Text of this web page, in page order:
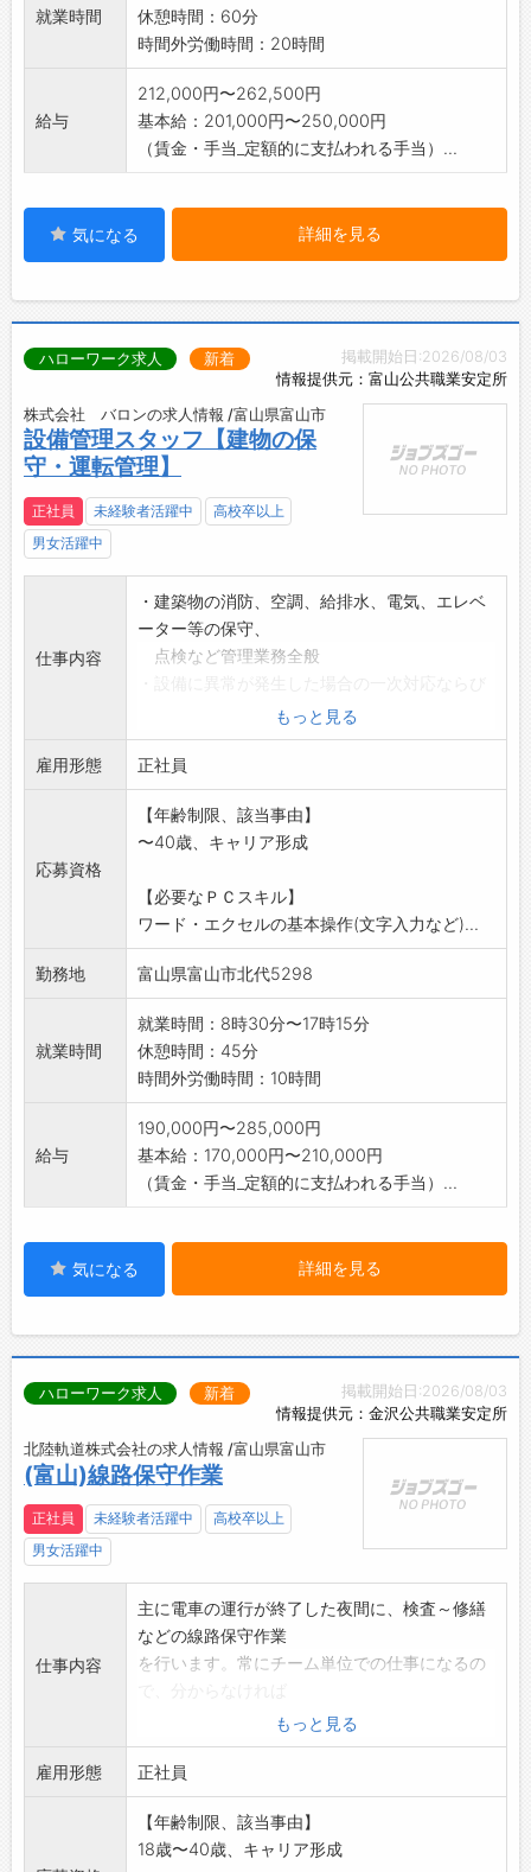
就業時間
休憩時間：60分
時間外労働時間：20時間
給与
212,000円〜262,500円
基本給：201,000円〜250,000円
（賃金・手当_定額的に支払われる手当）...
気になる 詳細を見る
掲載開始日:2026/08/03
情報提供元：富山公共職業安定所
ハローワーク求人 新着
株式会社 バロンの求人情報 /富山県富山市
設備管理スタッフ【建物の保
守・運転管理】
正社員 未経験者活躍中
高校卒以上
男女活躍中
仕事内容
・建築物の消防、空調、給排水、電気、エレベ
ーター等の保守、
点検など管理業務全般
・自社で対応できない場合などは、協力会社へ
の外注・依頼
・請負現場スタッフの勤怠管理など
※未経験の方にも丁寧に指導・研修を行います
ので、ご安心くださ
【変更の範囲:会社の定める業務】
もっと見る
雇用形態 正社員
応募資格
【年齢制限、該当事由】
〜40歳、キャリア形成
【必要なＰＣスキル】
ワード・エクセルの基本操作(文字入力など)...
勤務地 富山県富山市北代5298
就業時間
就業時間：8時30分〜17時15分
休憩時間：45分
時間外労働時間：10時間
給与
190,000円〜285,000円
基本給：170,000円〜210,000円
（賃金・手当_定額的に支払われる手当）...
気になる 詳細を見る
掲載開始日:2026/08/03
情報提供元：金沢公共職業安定所
ハローワーク求人 新着
北陸軌道株式会社の求人情報 /富山県富山市
(富山)線路保守作業
正社員 未経験者活躍中
高校卒以上
男女活躍中
仕事内容
主に電車の運行が終了した夜間に、検査～修繕
などの線路保守作業
を行います。常にチーム単位での仕事になるの
すぐに聞くことができます。入社後は夜勤のリ
ズムに慣れたり、先
輩スタッフの補助をしながら業務の流れを覚え
るところから開始。
2年目以降は小型移動式クレーンなどの資格を
取りながら担当業務
もっと見る
雇用形態 正社員
【年齢制限、該当事由】
18歳〜40歳、キャリア形成